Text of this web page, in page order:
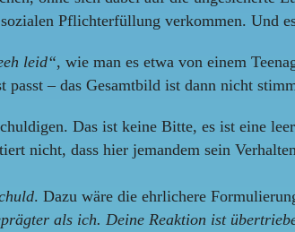
Pflichterfüllung verkommen. Und
leid“, wie man es etwa von einem
– das Gesamtbild ist dann nicht
Das ist keine Bitte, es ist eine
nicht, dass hier jemandem sein
. Dazu wäre die ehrlichere
als ich. Deine Reaktion ist